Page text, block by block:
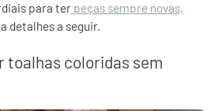
para ter peças sempre novas,
detalhes a seguir.
toalhas coloridas sem